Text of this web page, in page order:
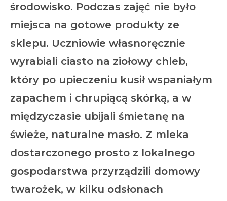
środowisko. Podczas zajęć nie było
miejsca na gotowe produkty ze
sklepu. Uczniowie własnoręcznie
wyrabiali ciasto na ziołowy chleb,
który po upieczeniu kusił wspaniałym
zapachem i chrupiącą skórką, a w
międzyczasie ubijali śmietanę na
świeże, naturalne masło. Z mleka
dostarczonego prosto z lokalnego
gospodarstwa przyrządzili domowy
twarożek, w kilku odsłonach